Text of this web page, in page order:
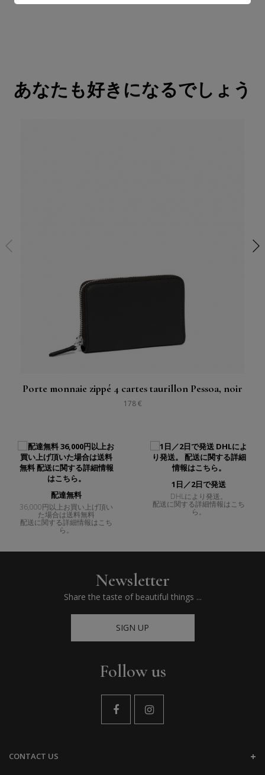
あなたも好きになるでしょう
Porte monnaie zippé 4 cartes taurillon Pessoa, noir
178 €
配達無料
36,000円以上お買い上げ頂い
た場合は送料無料
配送に関する詳細情報はこち
ら。
1日／2日で発送
DHLにより発送。
配送に関する詳細情報はこち
ら。
Newsletter
Share the taste of beautiful things ...
SIGN UP
Follow us
CONTACT US